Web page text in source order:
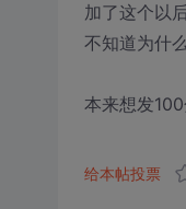
加了这个以
不知道为什
本来想发
给本帖投票